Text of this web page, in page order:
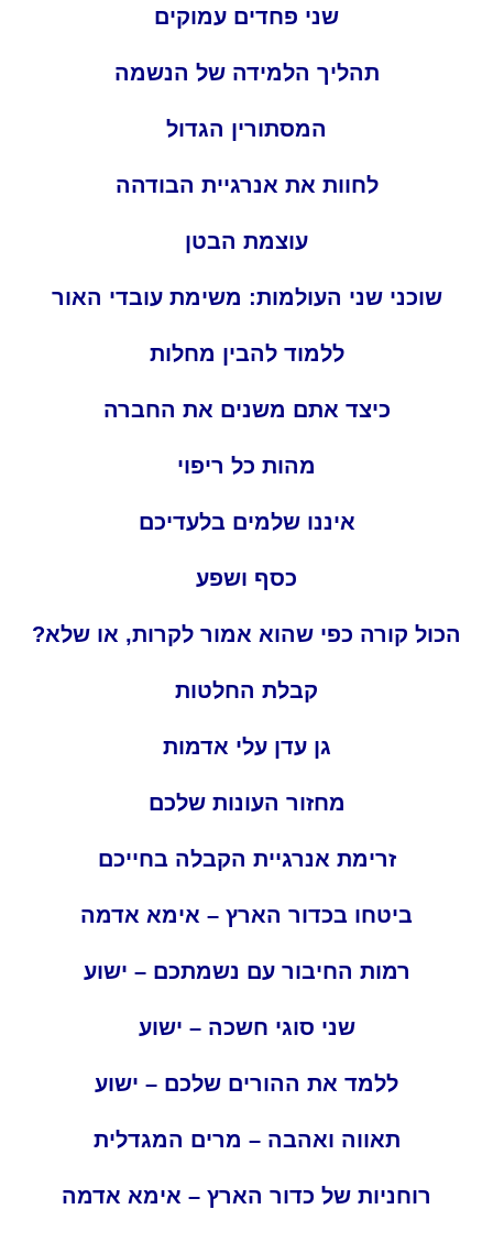
שני פחדים עמוקים
תהליך הלמידה של הנשמה
המסתורין הגדול
לחוות את אנרגיית הבודהה
עוצמת הבטן
שוכני שני העולמות: משימת עובדי האור
ללמוד להבין מחלות
כיצד אתם משנים את החברה
מהות כל ריפוי
איננו שלמים בלעדיכם
כסף ושפע
הכול קורה כפי שהוא אמור לקרות, או שלא?
קבלת החלטות
גן עדן עלי אדמות
מחזור העונות שלכם
זרימת אנרגיית הקבלה בחייכם
ביטחו בכדור הארץ – אימא אדמה
רמות החיבור עם נשמתכם – ישוע
שני סוגי חשכה – ישוע
ללמד את ההורים שלכם – ישוע
תאווה ואהבה – מרים המגדלית
רוחניות של כדור הארץ – אימא אדמה